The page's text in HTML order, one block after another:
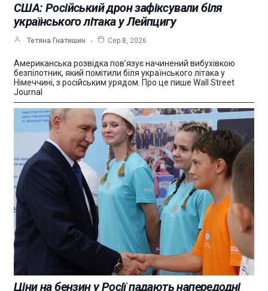
США: Російський дрон зафіксували біля
українського літака у Лейпцигу
Тетяна Гнатишин Сер 8, 2026
Американська розвідка пов’язує начинений вибухівкою
безпілотник, який помітили біля українського літака у
Німеччині, з російським урядом. Про це пише Wall Street
Journal
Ціни на бензин у Росії падають напередодні